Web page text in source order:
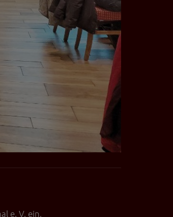
e. V. ein.